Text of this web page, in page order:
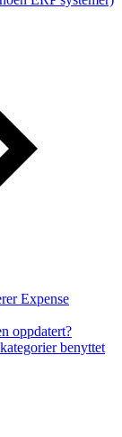
Expense
oppdatert?
benyttet